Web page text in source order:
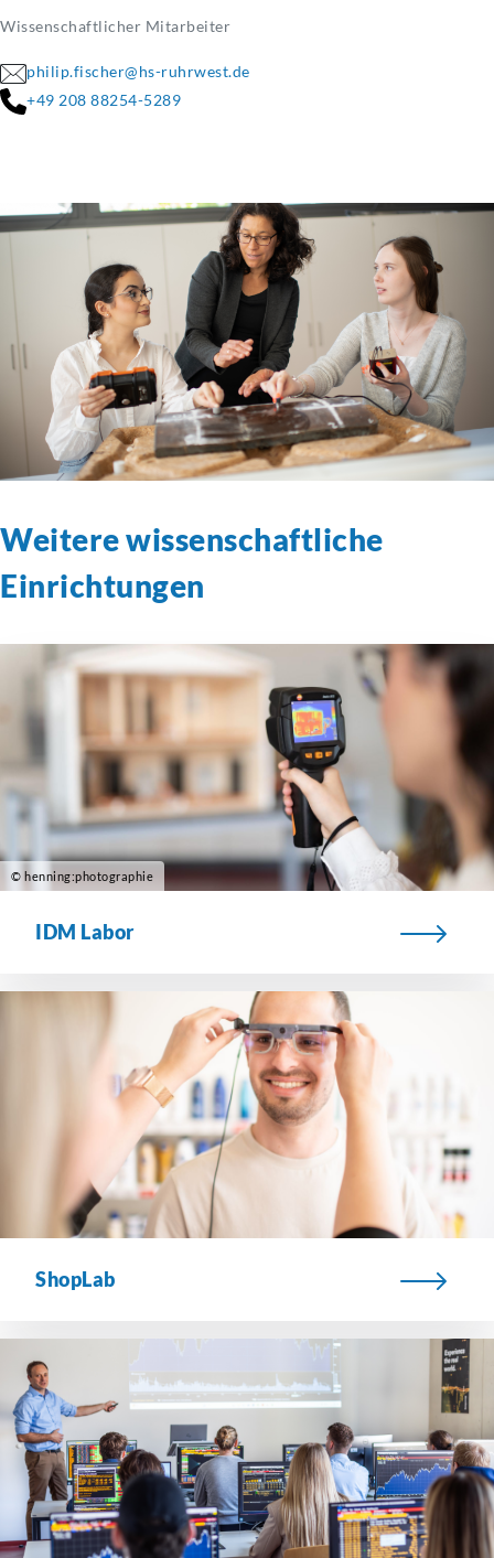
Wissenschaftlicher Mitarbeiter
philip.fischer@hs-ruhrwest.de
+49 208 88254-5289
Weiterewissenschaftliche
Einrichtungen
© henning:photographie
IDM Labor
ShopLab